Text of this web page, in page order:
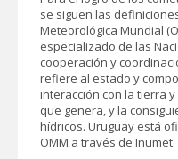
se siguen las
Meteorológica Mundial
especializado de las
cooperación y
refiere al estado y
interacción con la tierra
que genera, y la
hídricos. Uruguay está
OMM a través de Inumet.